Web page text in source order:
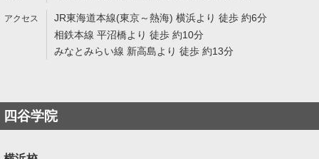
JR東海道本線(東京～熱海) 横浜より 徒歩 約6分
相鉄本線 平沼橋より 徒歩 約10分
みなとみらい線 新高島より 徒歩 約13分
四谷学院